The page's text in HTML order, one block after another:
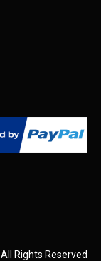
All Rights Reserved